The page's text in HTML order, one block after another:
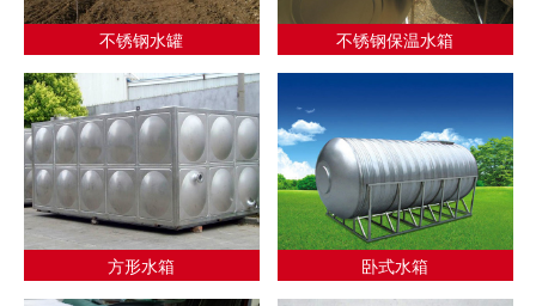
不锈钢水罐 不锈钢保温水箱
方形水箱 卧式水箱